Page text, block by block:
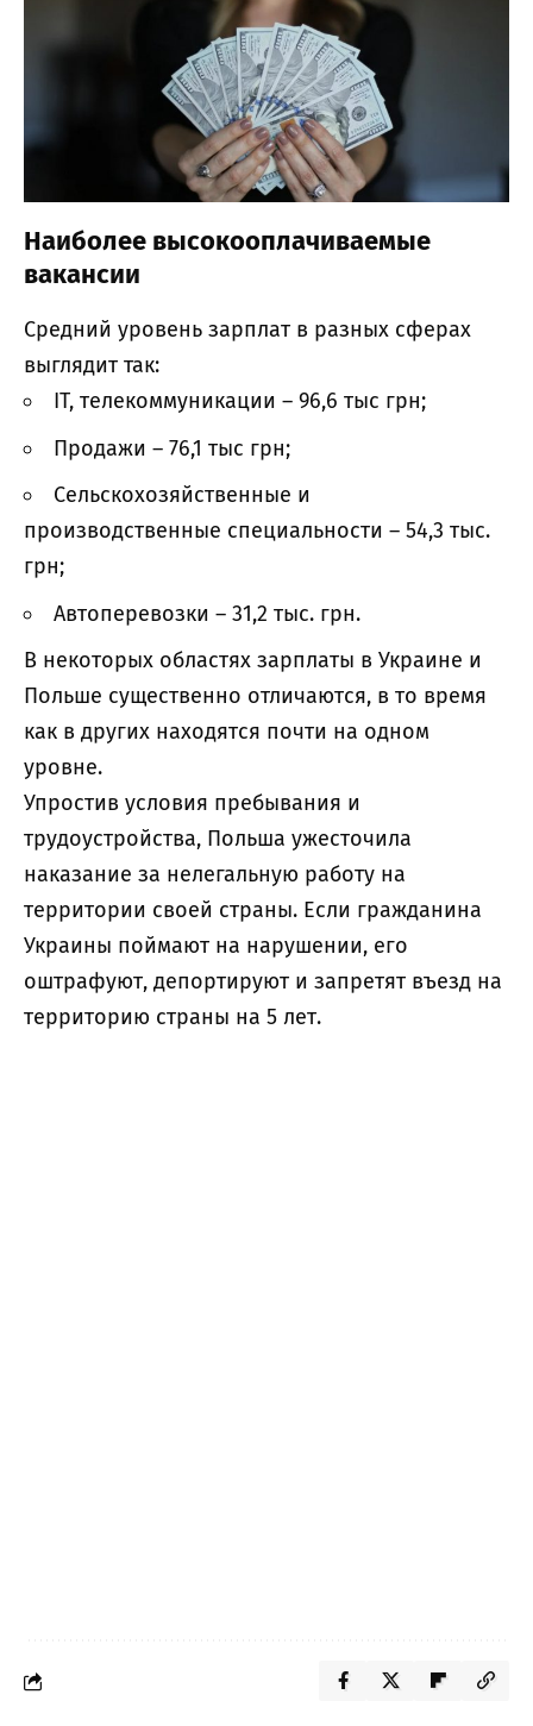
Наиболее высокооплачиваемые
вакансии
Средний уровень зарплат в разных сферах
выглядит так:
IT, телекоммуникации – 96,6 тыс грн;
Продажи – 76,1 тыс грн;
Сельскохозяйственные и
производственные специальности – 54,3 тыс.
грн;
Автоперевозки – 31,2 тыс. грн.
В некоторых областях зарплаты в Украине и
Польше существенно отличаются, в то время
как в других находятся почти на одном
уровне.
Упростив условия пребывания и
трудоустройства, Польша ужесточила
наказание за нелегальную работу на
территории своей страны. Если гражданина
Украины поймают на нарушении, его
оштрафуют, депортируют и запретят въезд на
территорию страны на 5 лет.